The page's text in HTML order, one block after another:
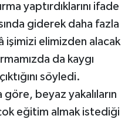
yaptırdıklarını ifade
giderek daha fazla
işimizi elimizden alacak
da kaygı
söyledi.
göre, beyaz yakalıların
eğitim almak istediği